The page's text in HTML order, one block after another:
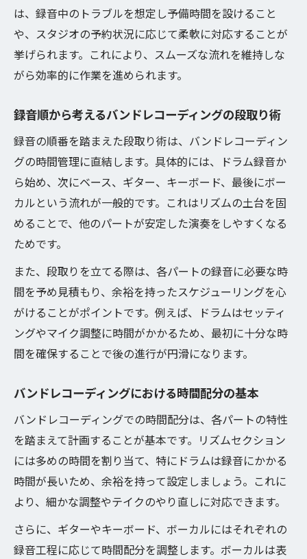
は、録音中のトラブルを想定し予備時間を設けること
や、スタジオの予約状況に応じて柔軟に対応することが
挙げられます。これにより、スムーズな流れを維持しな
がら効率的に作業を進められます。
録音順から考えるバンドレコーディングの段取り術
録音の順番を踏まえた段取り術は、バンドレコーディン
グの時間管理に直結します。具体的には、ドラム録音か
ら始め、次にベース、ギター、キーボード、最後にボー
カルという流れが一般的です。これはリズムの土台を固
めることで、他のパートが安定した演奏をしやすくなる
ためです。
また、段取りを立てる際は、各パートの録音に必要な時
間を予め見積もり、余裕を持ったスケジューリングを心
がけることがポイントです。例えば、ドラムはセッティ
ングやマイク調整に時間がかかるため、最初に十分な時
間を確保することで後の進行が円滑になります。
バンドレコーディングにおける時間配分の基本
バンドレコーディングでの時間配分は、各パートの特性
を踏まえて計画することが基本です。リズムセクション
には多めの時間を割り当て、特にドラムは録音にかかる
時間が長いため、余裕を持って設定しましょう。これに
より、細かな調整やテイクのやり直しに対応できます。
さらに、ギターやキーボード、ボーカルにはそれぞれの
録音工程に応じて時間配分を調整します。ボーカルは表